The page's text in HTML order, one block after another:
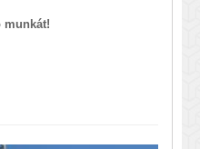
munkát!